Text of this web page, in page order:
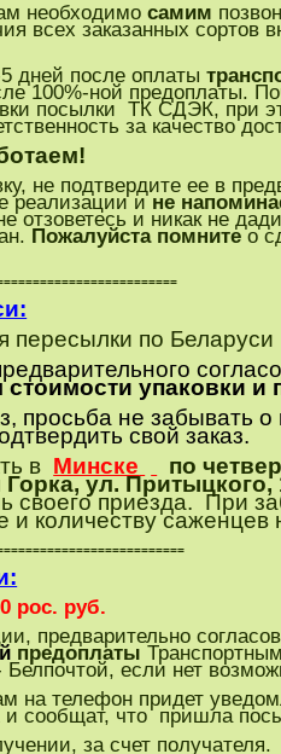
необходимо самим
всех заказанных сортов
дней после оплаты
100%-ной предоплаты.
посылки ТК СДЭК, при
за качество
не подтвердите ее в
реализации и не
и никак не
Пожалуйста помнитео
пересылки по
упаковки и
просьба не забывать
свой заказ.
в Минске по
ул. Притыцкого,
своего приезда. При
количеству саженцев
рос. руб.
предварительно
предоплаты
если нет
на телефон придет
сообщат, что пришла
за счет получателя.